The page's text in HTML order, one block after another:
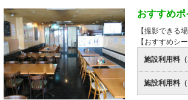
おすすめポ
【撮影できる
【おすすめシ
施設利用料（
施設利用料（